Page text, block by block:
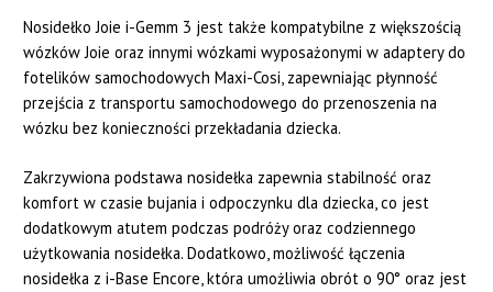
Nosidełko Joie i-Gemm 3 jest także kompatybilne z większością
wózków Joie oraz innymi wózkami wyposażonymi w adaptery do
fotelików samochodowych Maxi-Cosi, zapewniając płynność
przejścia z transportu samochodowego do przenoszenia na
wózku bez konieczności przekładania dziecka.
Zakrzywiona podstawa nosidełka zapewnia stabilność oraz
komfort w czasie bujania i odpoczynku dla dziecka, co jest
dodatkowym atutem podczas podróży oraz codziennego
użytkowania nosidełka. Dodatkowo, możliwość łączenia
nosidełka z i-Base Encore, która umożliwia obrót o 90° oraz jest